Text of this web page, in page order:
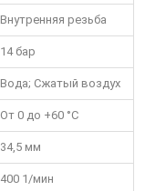
Внутренняя резьба
14 бар
Вода; Сжатый воздух
От 0 до +60 °C
34,5 мм
400 1/мин